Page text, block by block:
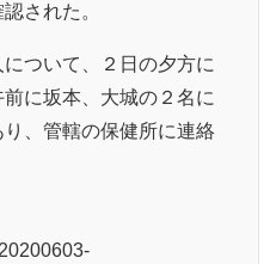
された。
ついて、２日の夕方に
に坂本、大城の２名に
、管轄の保健所に連絡